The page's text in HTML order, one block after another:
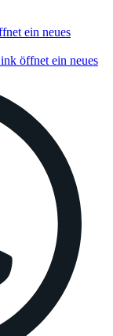
ein neues
öffnet ein neues